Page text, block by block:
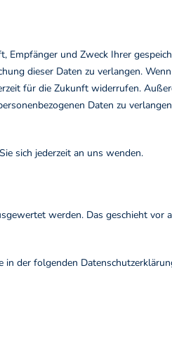
und Zweck Ihrer
dieser Daten zu verlangen.
für die Zukunft widerrufen.
Daten zu
sich jederzeit an uns wenden.
werden. Das geschieht vor
der folgenden